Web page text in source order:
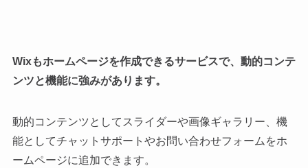
Wixもホームページを作成できるサービスで、動的コンテ
ンツと機能に強みがあります。
動的コンテンツとしてスライダーや画像ギャラリー、機
能としてチャットサポートやお問い合わせフォームをホ
ームページに追加できます。